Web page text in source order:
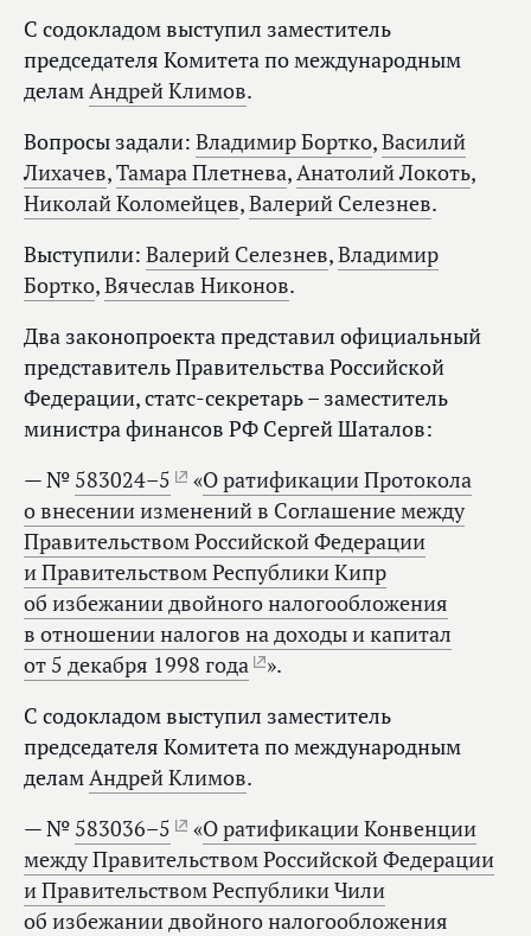
С содокладом выступил заместитель
председателя Комитета по международным
деламАндрей Климов.
Вопросы задали: Владимир Бортко,Василий
Лихачев,Тамара Плетнева,Анатолий Локоть,
Николай Коломейцев,Валерий Селезнев.
Выступили: Валерий Селезнев,Владимир
Бортко,Вячеслав Никонов.
Два законопроекта представил официальный
представитель Правительства Российской
Федерации, статс-секретарь – заместитель
министра финансов РФ Сергей Шаталов:
— № 583024–5 «О ратификации Протокола
о внесении изменений в Соглашение между
Правительством Российской Федерации
и Правительством Республики Кипр
об избежании двойного налогообложения
в отношении налогов на доходы и капитал
от 5 декабря 1998 года
».
С содокладом выступил заместитель
председателя Комитета по международным
деламАндрей Климов.
— № 583036–5 «О ратификации Конвенции
между Правительством Российской Федерации
и Правительством Республики Чили
об избежании двойного налогообложения